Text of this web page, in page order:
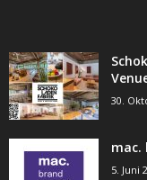
30.
mac.
5. Juni